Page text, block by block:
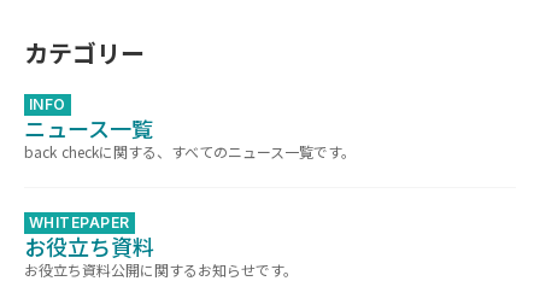
カテゴリー
INFO
ニュース一覧
back checkに関する、すべてのニュース一覧です。
WHITEPAPER
お役立ち資料
お役立ち資料公開に関するお知らせです。